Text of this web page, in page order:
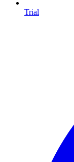
Trial